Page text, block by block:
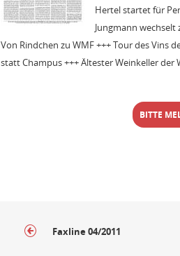
Hertel startet für
Jungmann wechselt
Von Rindchen zu WMF +++ Tour des Vins
statt Champus +++ Ältester Weinkeller
BITTE
Faxline 04/2011